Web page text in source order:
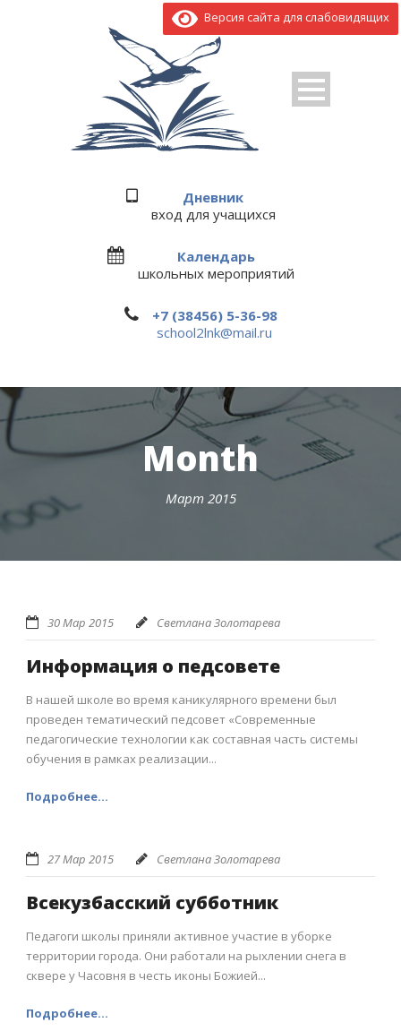
Дневник
вход для учащихся
Календарь
школьных мероприятий
+7 (38456) 5-36-98
school2lnk@mail.ru
Month
Март 2015
30 Мар 2015 Светлана Золотарева
Информация о педсовете
В нашей школе во время каникулярного времени был
проведен тематический педсовет «Современные
педагогические технологии как составная часть системы
обучения в рамках реализации...
Подробнее...
27 Мар 2015 Светлана Золотарева
Всекузбасский субботник
Педагоги школы приняли активное участие в уборке
территории города. Они работали на рыхлении снега в
сквере у Часовня в честь иконы Божией...
Подробнее...
Версия сайта для слабовидящих